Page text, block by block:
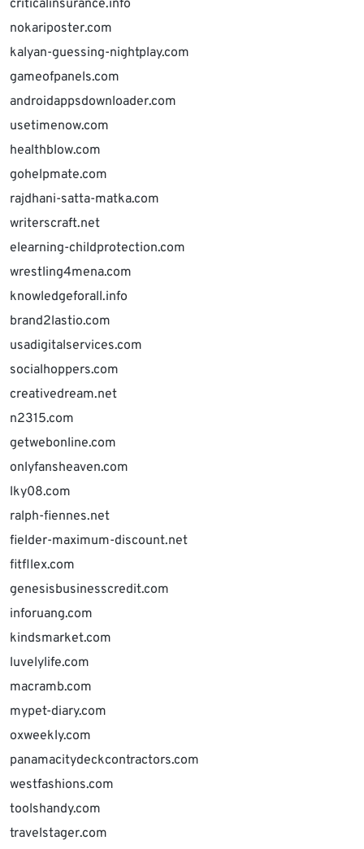
criticalinsurance.info
nokariposter.com
kalyan-guessing-nightplay.com
gameofpanels.com
androidappsdownloader.com
usetimenow.com
healthblow.com
gohelpmate.com
rajdhani-satta-matka.com
writerscraft.net
elearning-childprotection.com
wrestling4mena.com
knowledgeforall.info
brand2lastio.com
usadigitalservices.com
socialhoppers.com
creativedream.net
n2315.com
getwebonline.com
onlyfansheaven.com
lky08.com
ralph-fiennes.net
fielder-maximum-discount.net
fitfllex.com
genesisbusinesscredit.com
inforuang.com
kindsmarket.com
luvelylife.com
macramb.com
mypet-diary.com
oxweekly.com
panamacitydeckcontractors.com
westfashions.com
toolshandy.com
travelstager.com